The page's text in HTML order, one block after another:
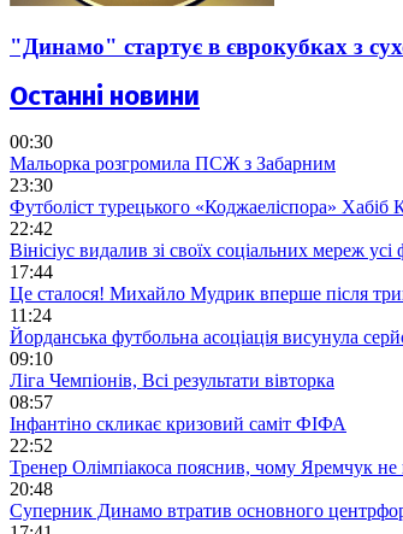
"Динамо" стартує в єврокубках з
Останні новини
00:30
Мальорка розгромила ПСЖ з Забарним
23:30
Футболіст турецького «Коджаеліспора» Хабіб
22:42
Вінісіус видалив зі своїх соціальних мереж
17:44
Це сталося! Михайло Мудрик вперше після
11:24
Йорданська футбольна асоціація висунула
09:10
Ліга Чемпіонів, Всі результати вівторка
08:57
Інфантіно скликає кризовий саміт ФІФА
22:52
Тренер Олімпіакоса пояснив, чому Яремчук не
20:48
Суперник Динамо втратив основного